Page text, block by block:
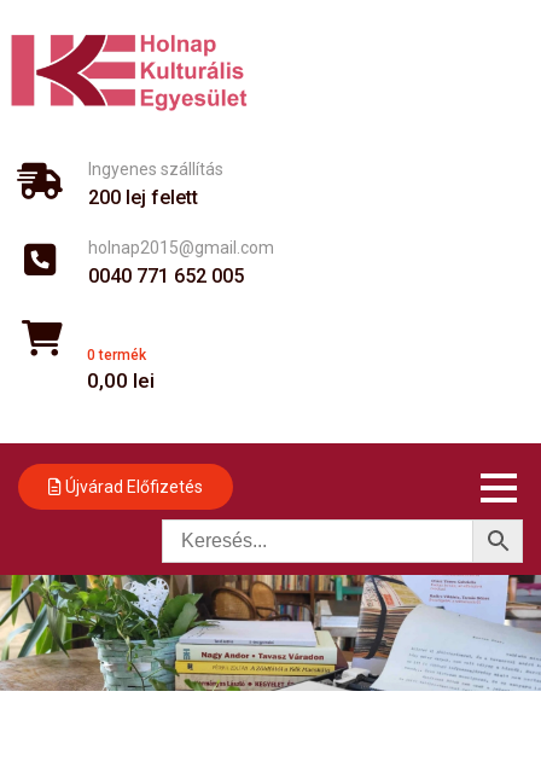
content
Ingyenes szállítás
200 lej felett
holnap2015@gmail.com
0040 771 652 005
0 termék
0,00 lei
Újvárad Előfizetés